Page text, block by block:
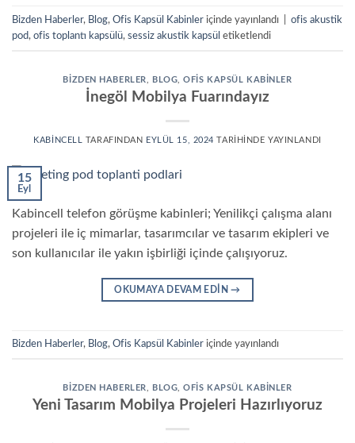
Bizden Haberler, Blog, Ofis Kapsül Kabinler içinde yayınlandı
ofis akustik
pod, ofis toplantı kapsülü, sessiz akustik kapsül etiketlendi
BIZDEN HABERLER BLOG ,OFIS KAPSÜL KABINLER
İnegöl Mobilya Fuarındayız
KABINCELL TARAFINDAN EYLÜL 15, 2024 TARIHINDE YAYINLANDI
15
Eyl
Kabincell telefon görüşme kabinleri; Yenilikçi çalışma alanı
projeleri ile iç mimarlar, tasarımcılar ve tasarım ekipleri ve
son kullanıcılar ile yakın işbirliği içinde çalışıyoruz.
OKUMAYA DEVAM EDIN→
Bizden Haberler, Blog, Ofis Kapsül Kabinler içinde yayınlandı
BIZDEN HABERLER BLOG ,OFIS KAPSÜL KABINLER
Yeni Tasarım Mobilya Projeleri Hazırlıyoruz